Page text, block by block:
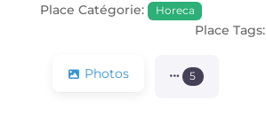
Place Catégorie: Horeca
Place Tags:
Photos 5